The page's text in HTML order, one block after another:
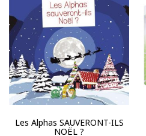
Les Alphas SAUVERONT-ILS
NOËL ?